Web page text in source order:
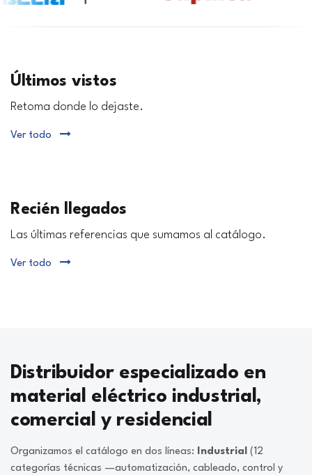
Últimos vistos
Retoma donde lo dejaste.
Ver todo
Recién llegados
Las últimas referencias que sumamos al catálogo.
Ver todo
Distribuidor especializado en
material eléctrico industrial,
comercial y residencial
Organizamos el catálogo en dos líneas: Industrial (12
categorías técnicas —automatización, cableado, control y